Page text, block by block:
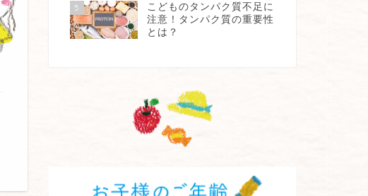
5
こどものタンパク質不足に
注意！タンパク質の重要性
とは？